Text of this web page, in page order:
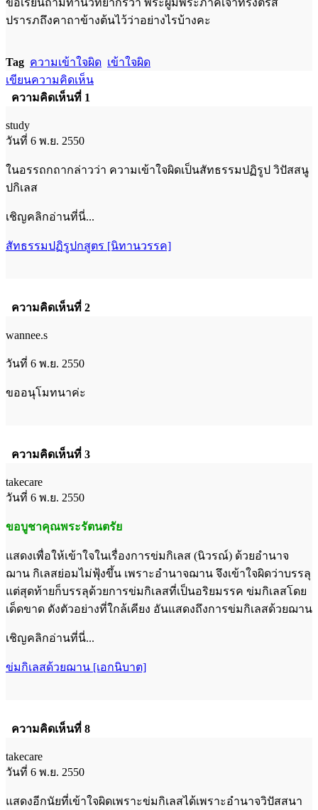
ปรารภถึงคาถาข้างต้นไว้ว่าอย่างไรบ้างคะ
Tag ความเข้าใจผิด เข้าใจผิด
เขียนความคิดเห็น
ความคิดเห็นที่ 1
study
วันที่ 6 พ.ย. 2550
ในอรรถกถากล่าวว่า ความเข้าใจผิดเป็นสัทธรรมปฏิรูป วิปัสสนู
ปกิเลส
เชิญคลิกอ่านที่นี่...
สัทธรรมปฏิรูปกสูตร [นิทานวรรค]
ความคิดเห็นที่ 2
wannee.s
วันที่ 6 พ.ย. 2550
ขออนุโมทนาค่ะ
ความคิดเห็นที่ 3
takecare
วันที่ 6 พ.ย. 2550
ขอบูชาคุณพระรัตนตรัย
แสดงเพื่อให้เข้าใจในเรื่องการข่มกิเลส (นิวรณ์) ด้วยอำนาจ
ฌาน กิเลสย่อมไม่ฟุ้งขึ้น เพราะอำนาจฌาน จึงเข้าใจผิดว่าบรรลุ
แต่สุดท้ายก็บรรลุด้วยการข่มกิเลสที่เป็นอริยมรรค ข่มกิเลสโดย
เด็ดขาด ดังตัวอย่างที่ใกล้เคียง อันแสดงถึงการข่มกิเลสด้วยฌาน
เชิญคลิกอ่านที่นี่...
ข่มกิเลสด้วยฌาน [เอกนิบาต]
ความคิดเห็นที่ 8
takecare
วันที่ 6 พ.ย. 2550
แสดงอีกนัยที่เข้าใจผิดเพราะข่มกิเลสได้เพราะอำนาจวิปัสสนา